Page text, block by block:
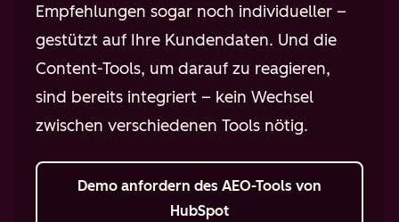
Empfehlungen sogar noch individueller –
gestützt auf Ihre Kundendaten. Und die
Content-Tools, um darauf zu reagieren,
sind bereits integriert – kein Wechsel
zwischen verschiedenen Tools nötig.
Demo anfordern des AEO-Tools von
HubSpot